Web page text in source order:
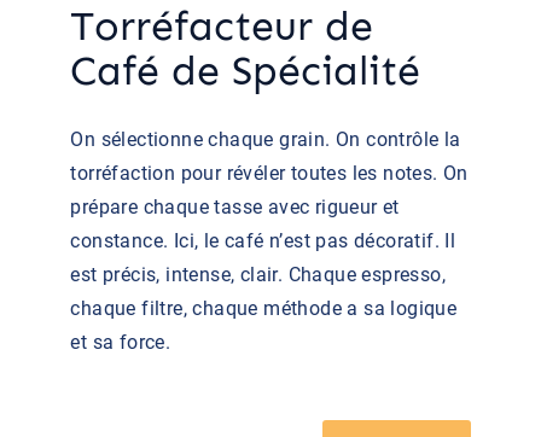
Torréfacteur de
Café de Spécialité
On sélectionne chaque grain. On contrôle la
torréfaction pour révéler toutes les notes. On
prépare chaque tasse avec rigueur et
constance. Ici, le café n’est pas décoratif. Il
est précis, intense, clair. Chaque espresso,
chaque filtre, chaque méthode a sa logique
et sa force.